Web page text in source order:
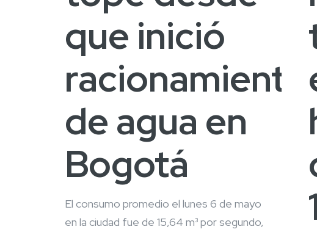
que inició
racionamiento
de agua en
Bogotá
El consumo promedio el lunes 6 de mayo
en la ciudad fue de 15,64 m³ por segundo,